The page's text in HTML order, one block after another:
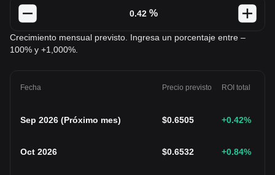
%
Crecimiento mensual previsto. Ingresa un porcentaje entre –
100% y +1,000%.
Fecha Precio previsto ROI total
Sep 2026 (Próximo mes) $0.6505 +0.42%
Oct 2026 $0.6532 +0.84%